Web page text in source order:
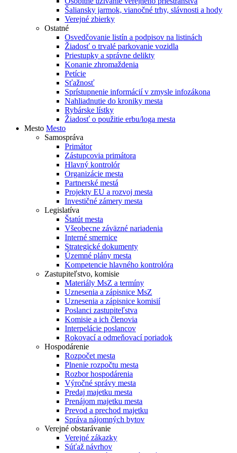
Šaliansky jarmok, vianočné trhy, slávnosti a hody
Verejné zbierky
Ostatné
Osvedčovanie listín a podpisov na listinách
Žiadosť o trvalé parkovanie vozidla
Priestupky a správne delikty
Konanie zhromaždenia
Petície
Sťažnosť
Sprístupnenie informácií v zmysle infozákona
Nahliadnutie do kroniky mesta
Rybárske lístky
Žiadosť o použitie erbu/loga mesta
Mesto Mesto
Samospráva
Primátor
Zástupcovia primátora
Hlavný kontrolór
Organizácie mesta
Partnerské mestá
Projekty EU a rozvoj mesta
Investičné zámery mesta
Legislatíva
Štatút mesta
Všeobecne záväzné nariadenia
Interné smernice
Strategické dokumenty
Územné plány mesta
Kompetencie hlavného kontrolóra
Zastupiteľstvo, komisie
Materiály MsZ a termíny
Uznesenia a zápisnice MsZ
Uznesenia a zápisnice komisií
Poslanci zastupiteľstva
Komisie a ich členovia
Interpelácie poslancov
Rokovací a odmeňovací poriadok
Hospodárenie
Rozpočet mesta
Plnenie rozpočtu mesta
Rozbor hospodárenia
Výročné správy mesta
Predaj majetku mesta
Prenájom majetku mesta
Prevod a prechod majetku
Správa nájomných bytov
Verejné obstarávanie
Verejné zákazky
Súťaž návrhov